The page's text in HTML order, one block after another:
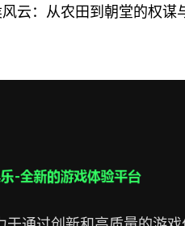
云：从农田到朝堂的权谋